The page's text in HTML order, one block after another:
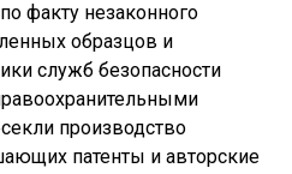
факту незаконного
образцов и
служб безопасности
производство
патенты и авторские